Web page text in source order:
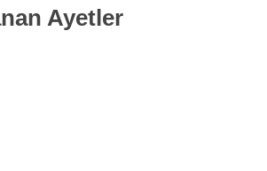
Ayetler